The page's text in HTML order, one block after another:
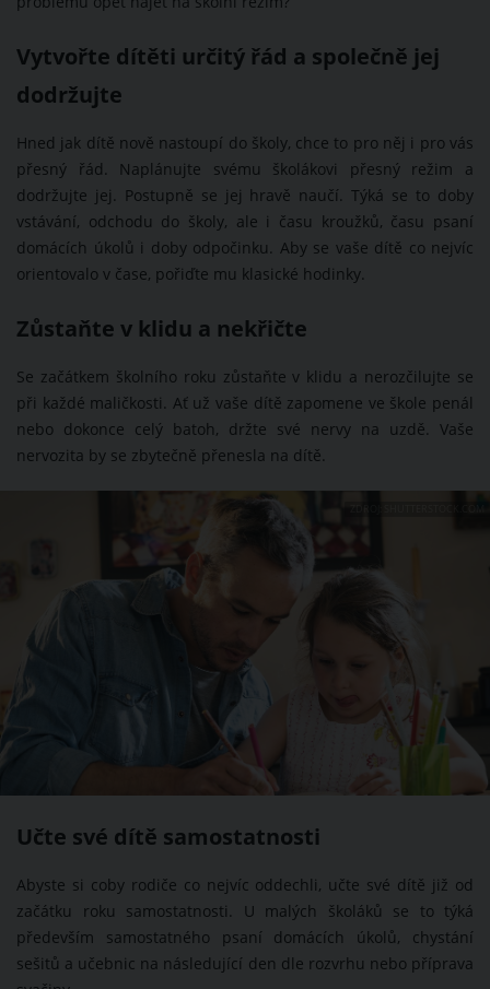
Vytvořte dítěti určitý řád a společně jej
dodržujte
Hned jak dítě nově nastoupí do školy, chce to pro něj i pro vás
přesný řád. Naplánujte svému školákovi přesný režim a
dodržujte jej. Postupně se jej hravě naučí. Týká se to doby
vstávání, odchodu do školy, ale i času kroužků, času psaní
domácích úkolů i doby odpočinku. Aby se vaše dítě co nejvíc
orientovalo v čase, pořiďte mu klasické hodinky.
Zůstaňte v klidu a nekřičte
Se začátkem školního roku zůstaňte v klidu a nerozčilujte se
při každé maličkosti. Ať už vaše dítě zapomene ve škole penál
nebo dokonce celý batoh, držte své nervy na uzdě. Vaše
nervozita by se zbytečně přenesla na dítě.
Učte své dítě samostatnosti
Abyste si coby rodiče co nejvíc oddechli, učte své dítě již od
začátku roku samostatnosti. U malých školáků se to týká
především samostatného psaní domácích úkolů, chystání
sešitů a učebnic na následující den dle rozvrhu nebo příprava